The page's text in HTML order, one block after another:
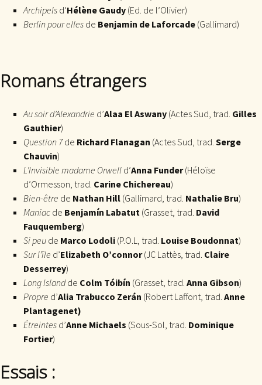
Archipels d’Hélène Gaudy (Ed. de l’Olivier)
Berlin pour elles de Benjamin de Laforcade (Gallimard)
Romans étrangers
Au soir d’Alexandrie d’Alaa El Aswany (Actes Sud, trad. Gilles
Gauthier)
Question 7de Richard Flanagan (Actes Sud, trad. Serge
Chauvin)
L’Invisible madame Orwell d’Anna Funder(Héloïse
d’Ormesson, trad. Carine Chichereau)
Bien-être de Nathan Hill (Gallimard, trad. Nathalie Bru)
Maniac de Benjamín Labatut (Grasset, trad. David
Fauquemberg)
Si peu de Marco Lodoli (P.O.L, trad. Louise Boudonnat)
Sur l’île d’Elizabeth O’connor(JC Lattès, trad. Claire
Desserrey)
Long Islandde Colm Tóibín (Grasset, trad. Anna Gibson)
Propre d’Alia Trabucco Zerán (Robert Laffont, trad. Anne
Plantagenet)
Étreintes d’Anne Michaels (Sous-Sol, trad. Dominique
Fortier)
Essais :